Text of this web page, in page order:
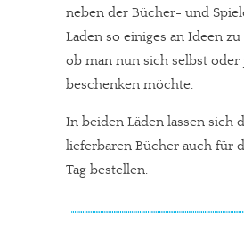
neben der Bücher- und
Laden so einiges an Ideen zu
ob man nun sich selbst oder
beschenken möchte.
In beiden Läden lassen sich
lieferbaren Bücher auch für
Tag bestellen.